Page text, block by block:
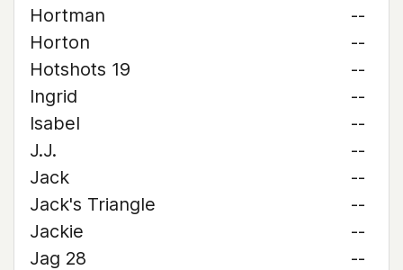
Hortman
--
Horton
--
Hotshots 19
--
Ingrid
--
Isabel
--
J.J.
--
Jack
--
Jack's Triangle
--
Jackie
--
Jag 28
--